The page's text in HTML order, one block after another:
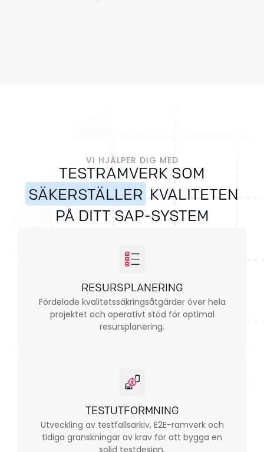
VI HJÄLPER DIG MED
TESTRAMVERK SOM
SÄKERSTÄLLER KVALITETEN
PÅ DITT SAP-SYSTEM
RESURSPLANERING
Fördelade kvalitetssäkringsåtgärder över hela
projektet och operativt stöd för optimal
resursplanering.
TESTUTFORMNING
Utveckling av testfallsarkiv, E2E-ramverk och
tidiga granskningar av krav för att bygga en
solid testdesign.